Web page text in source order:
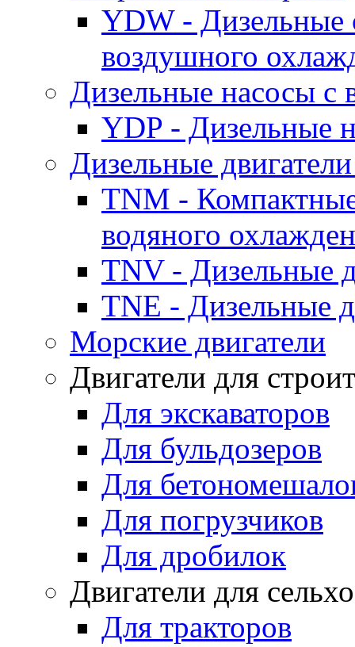
YDW - Дизельные
воздушного
Дизельные насосы
YDP - Дизельные
Дизельные
TNM -
водяного
TNV - Дизельные
TNE - Дизельные
Морские двигатели
Двигатели для
Для экскаваторов
Для бульдозеров
Для
Для погрузчиков
Для дробилок
Двигатели для
Для тракторов